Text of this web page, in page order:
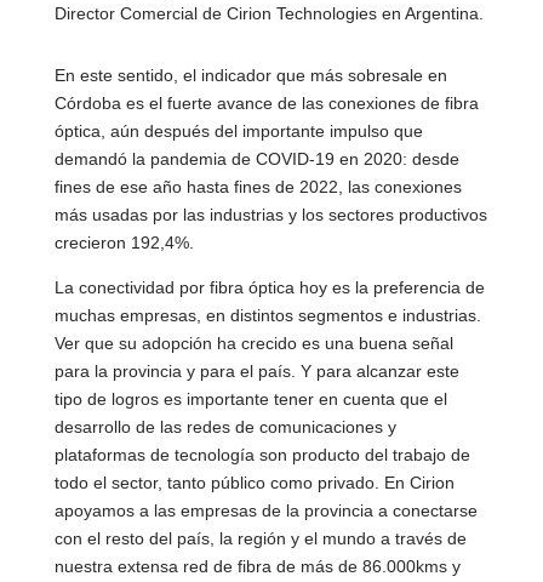
Director Comercial de Cirion Technologies en Argentina.
En este sentido, el indicador que más sobresale en
Córdoba es el fuerte avance de las conexiones de fibra
óptica, aún después del importante impulso que
demandó la pandemia de COVID-19 en 2020: desde
fines de ese año hasta fines de 2022, las conexiones
más usadas por las industrias y los sectores productivos
crecieron 192,4%.
La conectividad por fibra óptica hoy es la preferencia de
muchas empresas, en distintos segmentos e industrias.
Ver que su adopción ha crecido es una buena señal
para la provincia y para el país. Y para alcanzar este
tipo de logros es importante tener en cuenta que el
desarrollo de las redes de comunicaciones y
plataformas de tecnología son producto del trabajo de
todo el sector, tanto público como privado. En Cirion
apoyamos a las empresas de la provincia a conectarse
con el resto del país, la región y el mundo a través de
nuestra extensa red de fibra de más de 86.000kms y